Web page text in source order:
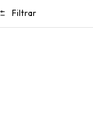
Filtrar